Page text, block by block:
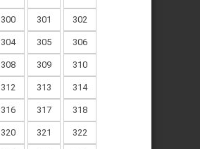
300 301 302
304 305 306
308 309 310
312 313 314
316 317 318
320 321 322